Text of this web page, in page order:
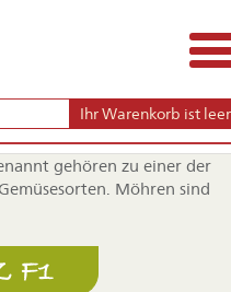
Ihr Warenkorb ist
gehören zu einer der
Möhren sind
F1